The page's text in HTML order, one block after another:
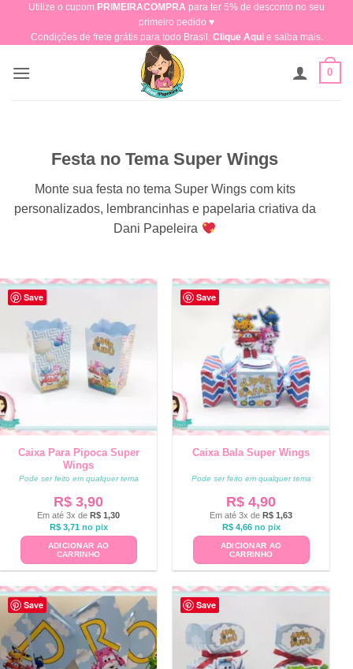
content
Utilize o cupom PRIMEIRACOMPRA para ter 5% de desconto no seu
primeiro pedido ♥​
Condições de frete grátis para todo Brasil, Clique Aquie saiba mais.
0
Festa no Tema Super Wings
Monte sua festa no tema Super Wings com kits
personalizados, lembrancinhas e papelaria criativa da
Dani Papeleira
Save
Caixa Para Pipoca Super
Wings
Pode ser feito em qualquer tema
R$ 3,90
Em até 3x de R$ 1,30
R$3,71 no pix
ADICIONAR AO
CARRINHO
Save
Caixa Bala Super Wings
Pode ser feito em qualquer tema
R$ 4,90
Em até 3x de R$ 1,63
R$4,66 no pix
ADICIONAR AO
CARRINHO
Save Save